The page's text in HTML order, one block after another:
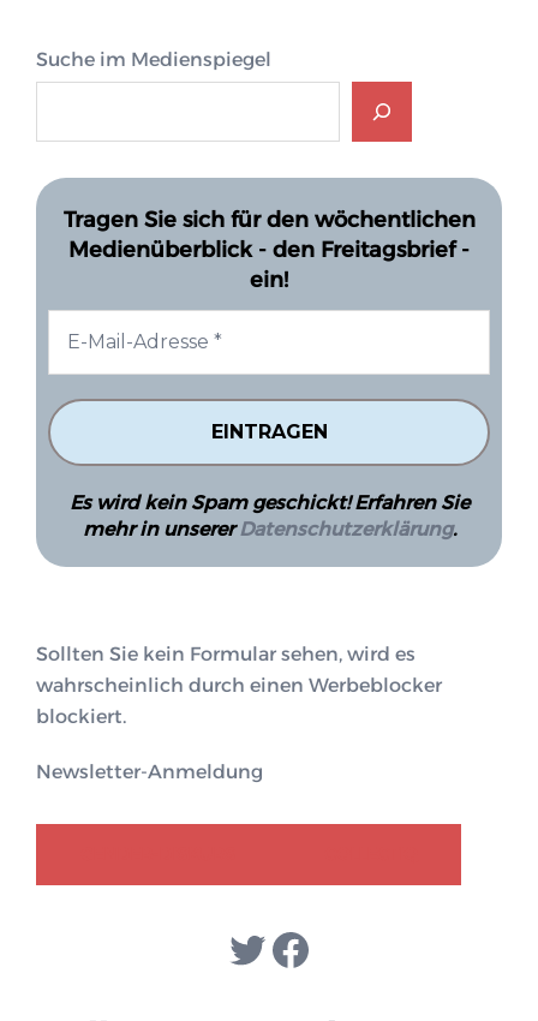
Suche im Medienspiegel
Tragen Sie sich für den wöchentlichen
Medienüberblick - den Freitagsbrief -
ein!
Es wird kein Spam geschickt! Erfahren Sie
mehr in unsererDatenschutzerklärung.
Sollten Sie kein Formular sehen, wird es
wahrscheinlich durch einen Werbeblocker
blockiert.
Newsletter-Anmeldung
Twitter
Facebook